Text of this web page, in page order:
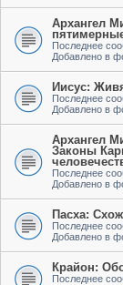
Архангел
Последнее
Добавлено в
Иисус:
Последнее
Добавлено в
Архангел
Законы
Последнее
Добавлено в
Пасха:
Последнее
Добавлено в
Крайон:
Последнее